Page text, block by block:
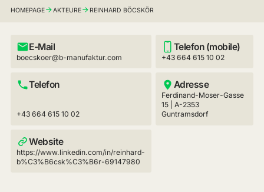
HOMEPAGE AKTEURE REINHARD BÖCSKÖR
E-Mail
boecskoer@b-manufaktur.com
Telefon (mobile)
+43 664 615 10 02
Telefon
+43 664 615 10 02
Adresse
Ferdinand-Moser-Gasse
15 | A-2353
Guntramsdorf
Website
https://www.linkedin.com/in/reinhard-
b%C3%B6csk%C3%B6r-69147980